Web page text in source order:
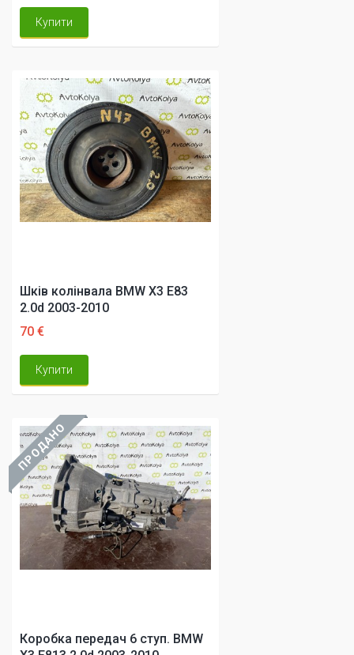
Купити
Шків колінвала BMW X3 E83
2.0d 2003-2010
70 €
Купити
ПРОДАНО
Коробка передач 6 ступ. BMW